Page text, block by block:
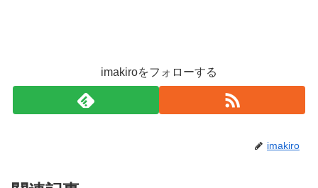
imakiroをフォローする
imakiro